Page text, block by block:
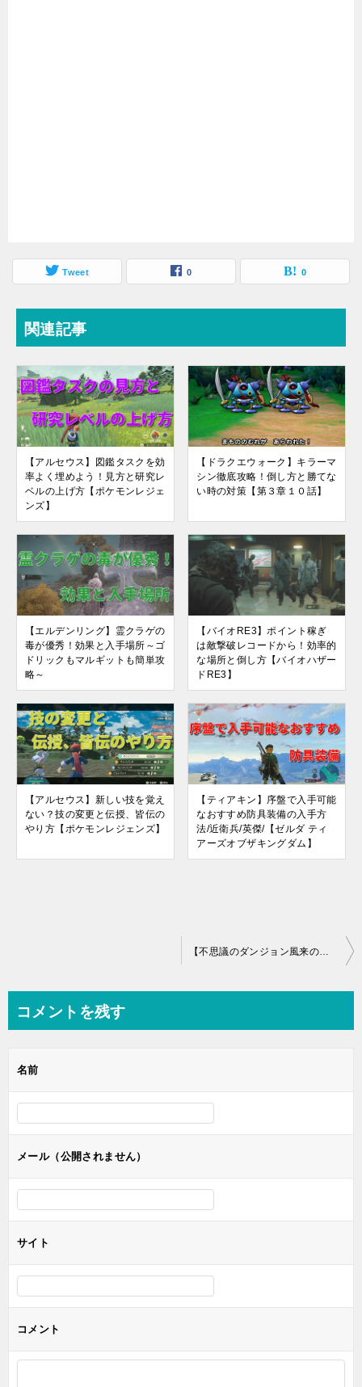
Tweet 0 0
関連記事
【アルセウス】図鑑タスクを効
率よく埋めよう！見方と研究レ
ベルの上げ方【ポケモンレジェ
ンズ】
【ドラクエウォーク】キラーマ
シン徹底攻略！倒し方と勝てな
い時の対策【第３章１０話】
【エルデンリング】霊クラゲの
毒が優秀！効果と入手場所～ゴ
ドリックもマルギットも簡単攻
略～
【バイオRE3】ポイント稼ぎ
は敵撃破レコードから！効率的
な場所と倒し方【バイオハザー
ドRE3】
【アルセウス】新しい技を覚え
ない？技の変更と伝授、皆伝の
やり方【ポケモンレジェンズ】
【ティアキン】序盤で入手可能
なおすすめ防具装備の入手方
法/近衛兵/英傑/【ゼルダ ティ
アーズオブザキングダム】
ビ
ー
シ
ン
【不思議のダンジョン風来のシレン】新作がスマホアプリで発売決定！１０００回遊べるゲームが帰ってきた【iOS/Android版】
コメントを残す
名前
メール（公開されません）
サイト
コメント